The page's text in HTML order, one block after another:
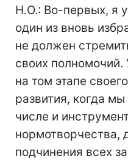
Н.О.: Во-первых, я
один из вновь
не должен
своих полномочий.
на том этапе
развития, когда
числе и
нормотворчества,
подчинения всех